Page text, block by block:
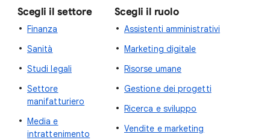
Scegli il settore
Finanza
Sanità
Studi legali
Settore
manifatturiero
Media e
intrattenimento
Scegli il ruolo
Assistenti amministrativi
Marketing digitale
Risorse umane
Gestione dei progetti
Ricerca e sviluppo
Vendite e marketing